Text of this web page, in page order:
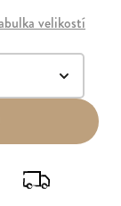
velikostí